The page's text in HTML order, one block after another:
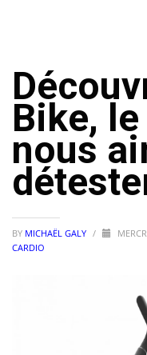
Bike,
nous
BY MICHAËL GALY /
CARDIO